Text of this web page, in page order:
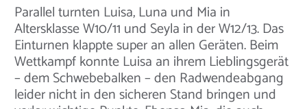
Parallel turnten Luisa, Luna und Mia in
Altersklasse W10/11 und Seyla in der W12/13. Das
Einturnen klappte super an allen Geräten. Beim
Wettkampf konnte Luisa an ihrem Lieblingsgerät
– dem Schwebebalken – den Radwendeabgang
leider nicht in den sicheren Stand bringen und